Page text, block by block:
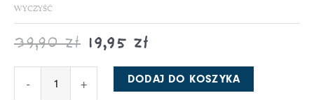
WYCZYŚĆ
39,90zł 19,95 zł
- + DODAJ DO KOSZYKA